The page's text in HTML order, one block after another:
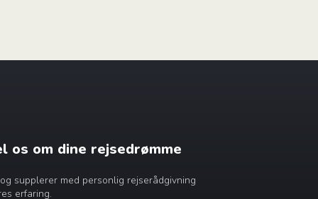
os om dine rejsedrømme
supplerer med personlig rejserådgivning
erfaring.